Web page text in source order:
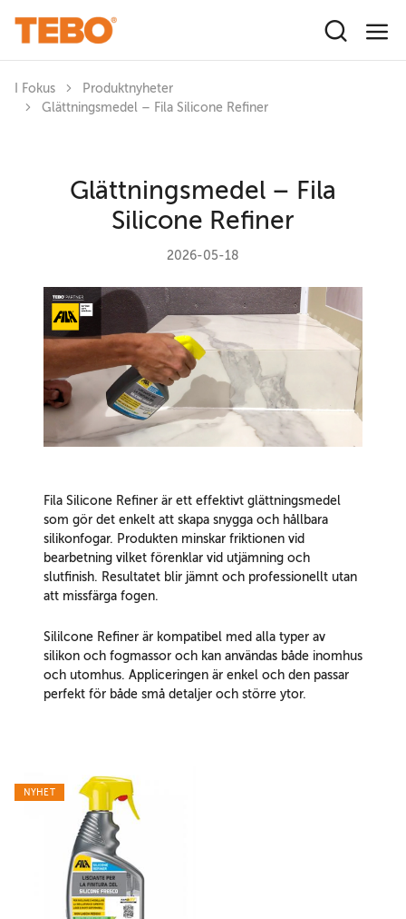
I Fokus
Produktnyheter
Glättningsmedel – Fila Silicone Refiner
Glättningsmedel – Fila
Silicone Refiner
2026-05-18
Fila Silicone Refiner är ett effektivt glättningsmedel
som gör det enkelt att skapa snygga och hållbara
silikonfogar. Produkten minskar friktionen vid
bearbetning vilket förenklar vid utjämning och
slutfinish. Resultatet blir jämnt och professionellt utan
att missfärga fogen.
Sililcone Refiner är kompatibel med alla typer av
silikon och fogmassor och kan användas både inomhus
och utomhus. Appliceringen är enkel och den passar
perfekt för både små detaljer och större ytor.
NYHET